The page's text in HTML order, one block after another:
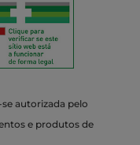
autorizada pelo
e produtos de